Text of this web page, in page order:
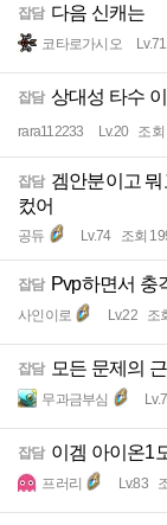
잡담 다음 신캐는
코타로가시오 Lv.71
잡담 상대성 타수
rara112233 Lv.20 조회
잡담 겜안분이고
컸어
공듀 Lv.74 조회
잡담 Pvp하면서 충
사인이로 Lv.22 조
잡담 모든 문제의
무과금부심
잡담 이겜 아이온1
프러리 Lv.83